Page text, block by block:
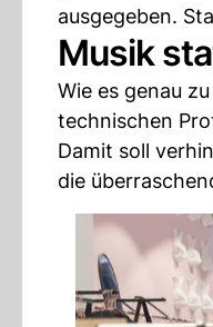
ausgegeben.
Musik
Wie es genau
technischen
Damit soll
die